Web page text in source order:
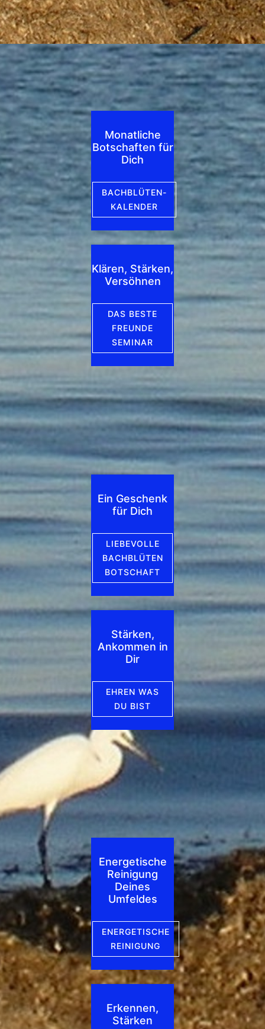
Monatliche
Botschaften für
Dich
BACHBLÜTEN-
KALENDER
Klären, Stärken,
Versöhnen
DAS BESTE
FREUNDE
SEMINAR
Ein Geschenk
für Dich
LIEBEVOLLE
BACHBLÜTEN
BOTSCHAFT
Stärken,
Ankommen in
Dir
EHREN WAS
DU BIST
Energetische
Reinigung
Deines
Umfeldes
ENERGETISCHE
REINIGUNG
Erkennen,
Stärken